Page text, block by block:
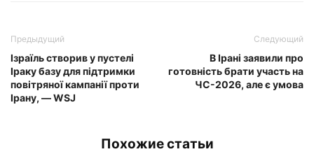
Предыдущий
Ізраїль створив у пустелі
Іраку базу для підтримки
повітряної кампанії проти
Ірану, — WSJ
Следующий
В Ірані заявили про
готовність брати участь на
ЧС-2026, але є умова
Похожие статьи